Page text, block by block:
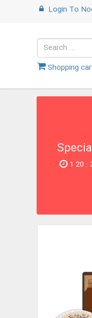
Login To
Shopping